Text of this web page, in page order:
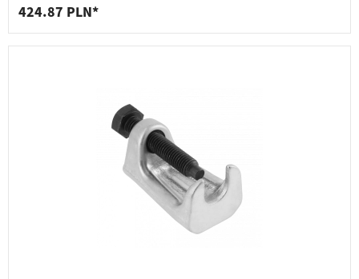
424.87 PLN*